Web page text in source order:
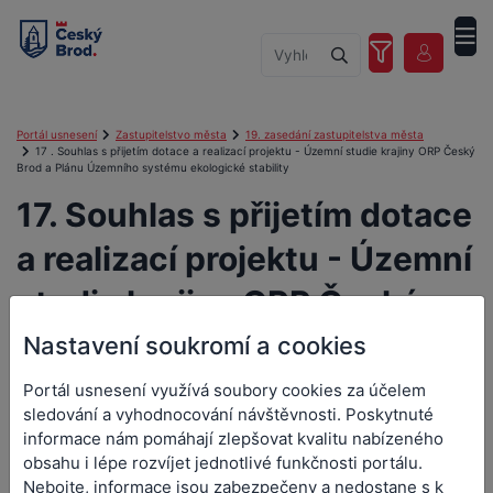
Portál usnesení Zastupitelstvo města
19. zasedání zastupitelstva města
17 . Souhlas s přijetím dotace a realizací projektu - Územní studie krajiny ORP Český
Brod a Plánu Územního systému ekologické stability
17. Souhlas s přijetím dotace
a realizací projektu - Územní
studie krajiny ORP Český
Brod a Plánu Územního
systému ekologické stability
Nastavení soukromí a cookies
Portál usnesení využívá soubory cookies za účelem
sledování a vyhodnocování návštěvnosti. Poskytnuté
informace nám pomáhají zlepšovat kvalitu nabízeného
obsahu i lépe rozvíjet jednotlivé funkčnosti portálu.
Nebojte, informace jsou zabezpečeny a nedostane s k